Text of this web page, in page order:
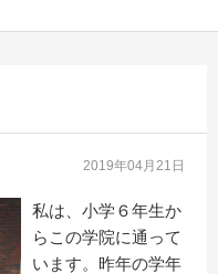
2019年04月21日
私は、小学６年生か
らこの学院に通って
います。昨年の学年